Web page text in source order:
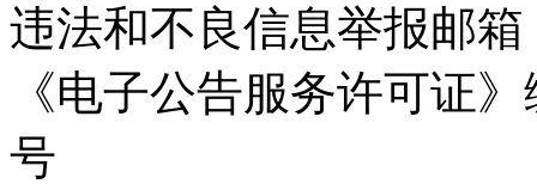
违法和不良信息举报邮箱
《电子公告服务许可证
号